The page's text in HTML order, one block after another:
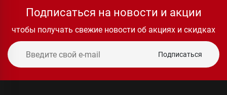
Подписаться на новости и акции
чтобы получать свежие новости об акциях и скидках
Подписаться